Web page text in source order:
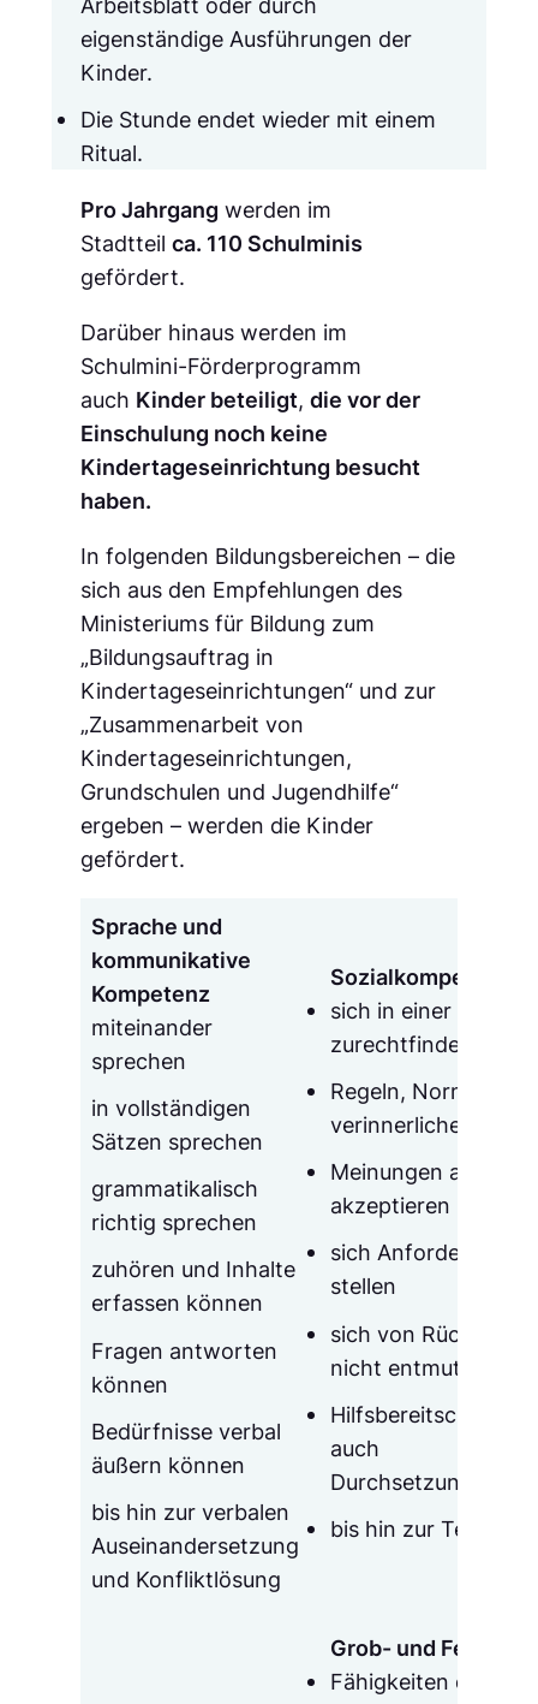
eigenständige Ausführungen der
Kinder.
Die Stunde endet wieder mit einem
Ritual.
Pro Jahrgang werden im
Stadtteilca. 110 Schulminis
gefördert.
Darüber hinaus werden im
Schulmini-Förderprogramm
auch Kinder beteiligt,die vor der
Einschulung noch keine
Kindertageseinrichtung besucht
haben.
In folgenden Bildungsbereichen – die
sich aus den Empfehlungen des
Ministeriums für Bildung zum
„Bildungsauftrag in
Kindertageseinrichtungen“ und zur
„Zusammenarbeit von
Kindertageseinrichtungen,
Grundschulen und Jugendhilfe“
ergeben – werden die Kinder
gefördert.
Sprache und
kommunikative
Kompetenz
miteinander
sprechen
in vollständigen
Sätzen sprechen
grammatikalisch
richtig sprechen
zuhören und Inhalte
erfassen können
Fragen antworten
können
Bedürfnisse verbal
äußern können
bis hin zur verbalen
Auseinandersetzung
und Konfliktlösung
Sozialkompetenz
sich in einer Gruppe
zurechtfinden
Regeln, Normen,
verinnerlichen
Meinungen anderer
akzeptieren
sich Anforderungen
stellen
sich von
nicht entmutigen
Hilfsbereitschaft,
auch
bis hin zur
Grob- und
Fähigkeiten des